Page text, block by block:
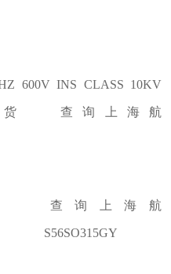
600V INS CLASS 10KV
询上海航
货 查询上海航